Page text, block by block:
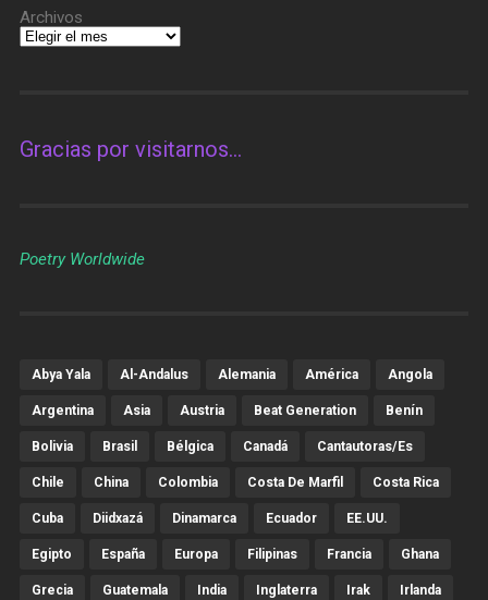
Archivos
Gracias por visitarnos…
Poetry Worldwide
Abya Yala Al-Andalus Alemania América Angola
Argentina Asia Austria Beat Generation Benín
Bolivia Brasil Bélgica Canadá Cantautoras/es
Chile China Colombia Costa De Marfil Costa Rica
Cuba Diidxazá Dinamarca Ecuador EE.UU.
Egipto España Europa Filipinas Francia Ghana
Grecia Guatemala India Inglaterra Irak Irlanda